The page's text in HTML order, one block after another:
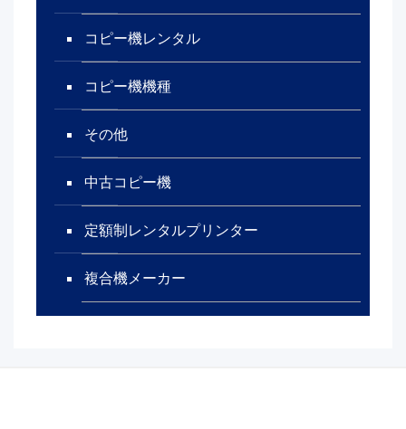
コピー機レンタル
コピー機機種
その他
中古コピー機
定額制レンタルプリンター
複合機メーカー